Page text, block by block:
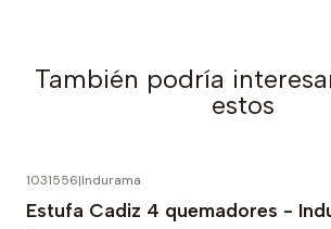
También podría
estos
1031556|Indurama
Estufa Cadiz 4 quemadores -